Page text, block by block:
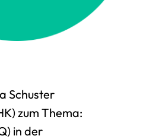
Schuster
zum Thema:
in der